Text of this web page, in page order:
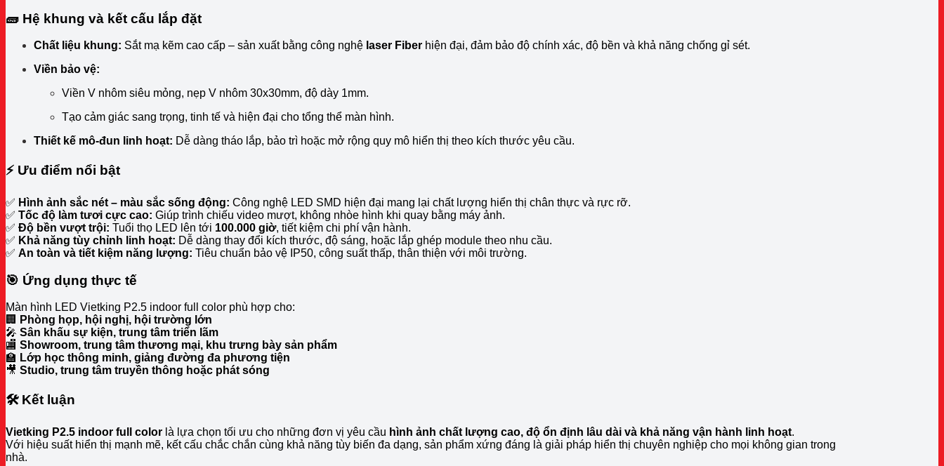
🧱 Hệ khung và kết cấu lắp đặt
Chất liệu khung: Sắt mạ kẽm cao cấp – sản xuất bằng công nghệ laser Fiber hiện đại, đảm bảo độ chính xác, độ bền và khả năng chống gỉ sét.
Viền bảo vệ:
Viền V nhôm siêu mỏng, nẹp V nhôm 30x30mm, độ dày 1mm.
Tạo cảm giác sang trọng, tinh tế và hiện đại cho tổng thể màn hình.
Thiết kế mô-đun linh hoạt: Dễ dàng tháo lắp, bảo trì hoặc mở rộng quy mô hiển thị theo kích thước yêu cầu.
⚡ Ưu điểm nổi bật
✅ Hình ảnh sắc nét – màu sắc sống động: Công nghệ LED SMD hiện đại mang lại chất lượng hiển thị chân thực và rực rỡ.
✅ Tốc độ làm tươi cực cao: Giúp trình chiếu video mượt, không nhòe hình khi quay bằng máy ảnh.
✅ Độ bền vượt trội: Tuổi thọ LED lên tới 100.000 giờ, tiết kiệm chi phí vận hành.
✅ Khả năng tùy chỉnh linh hoạt: Dễ dàng thay đổi kích thước, độ sáng, hoặc lắp ghép module theo nhu cầu.
✅ An toàn và tiết kiệm năng lượng: Tiêu chuẩn bảo vệ IP50, công suất thấp, thân thiện với môi trường.
🎯 Ứng dụng thực tế
Màn hình LED Vietking P2.5 indoor full color phù hợp cho:
🏢
Phòng họp, hội nghị, hội trường lớn
🎤 Sân khấu sự kiện, trung tâm triển lãm
🏬 Showroom, trung tâm thương mại, khu trưng bày sản phẩm
🏫 Lớp học thông minh, giảng đường đa phương tiện
🎥 Studio, trung tâm truyền thông hoặc phát sóng
🛠️ Kết luận
Vietking P2.5 indoor full color là lựa chọn tối ưu cho những đơn vị yêu cầu hình ảnh chất lượng cao, độ ổn định lâu dài và khả năng vận hành linh hoạt.
Với hiệu suất hiển thị mạnh mẽ, kết cấu chắc chắn cùng khả năng tùy biến đa dạng, sản phẩm xứng đáng là giải pháp hiển thị chuyên nghiệp cho mọi không gian trong
nhà.